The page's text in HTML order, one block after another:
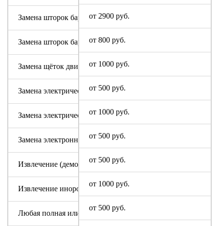
от 2900 руб.
от 800 руб.
от 1000 руб.
от 500 руб.
от 1000 руб.
от 500 руб.
от 500 руб.
от 1000 руб.
от 500 руб.
Замена шторок барабана (для машин с вертикальной
Замена шторок барабана с разбором бака (для машин с
Замена щёток двигателя
Замена электрического модуля на новый
Замена электрического шнура
Замена электронного модуля
Извлечение (демонтаж) машинки из труднодоступных мест
Извлечение инородного предмета (без разбора бака)
Любая полная или частичная разборка машины